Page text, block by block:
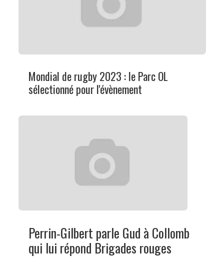
Mondial de rugby 2023 : le Parc OL
sélectionné pour l'évènement
Perrin-Gilbert parle Gud à Collomb
qui lui répond Brigades rouges